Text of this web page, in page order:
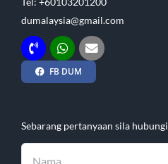
dumalaysia@gmail.com
FB DUM
Sebarang pertanyaan sila